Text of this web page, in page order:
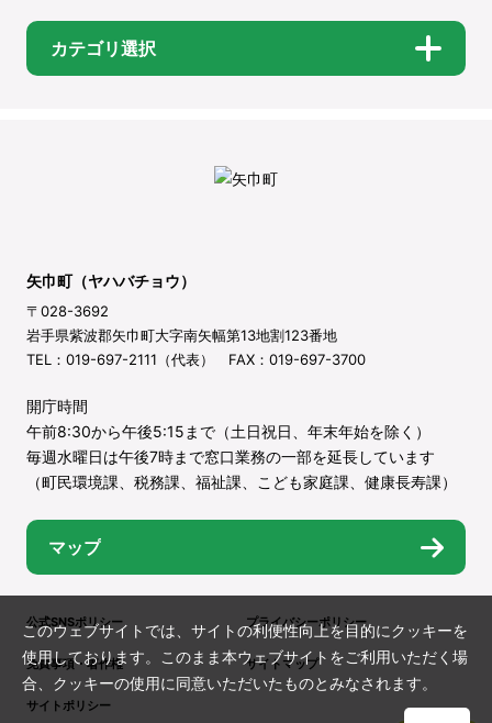
カテゴリ選択
矢巾町（ヤハバチョウ）
〒028-3692
岩手県紫波郡矢巾町大字南矢幅第13地割123番地
TEL：019-697-2111（代表） FAX：019-697-3700
開庁時間
午前8:30から午後5:15まで（土日祝日、年末年始を除く）
毎週水曜日は午後7時まで窓口業務の一部を延長しています
（町民環境課、税務課、福祉課、こども家庭課、健康長寿課）
マップ
公式SNSポリシー プライバシーポリシー
免責事項・著作権 サイトマップ
サイトポリシー
このウェブサイトでは、サイトの利便性向上を目的にクッキーを
使用しております。このまま本ウェブサイトをご利用いただく場
合、クッキーの使用に同意いただいたものとみなされます。